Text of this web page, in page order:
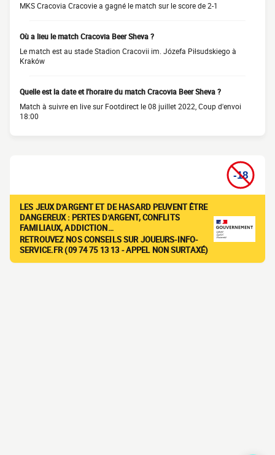
MKS Cracovia Cracovie a gagné le match sur le score de 2-1
Où a lieu le match Cracovia Beer Sheva ?
Le match est au stade Stadion Cracovii im. Józefa Piłsudskiego à
Kraków
Quelle est la date et l'horaire du match Cracovia Beer Sheva ?
Match à suivre en live sur Footdirect le 08 juillet 2022, Coup d'envoi
18:00
LES JEUX D'ARGENT ET DE HASARD PEUVENT ÊTRE
DANGEREUX : PERTES D'ARGENT, CONFLITS
FAMILIAUX, ADDICTION…
RETROUVEZ NOS CONSEILS SUR JOUEURS-INFO-
SERVICE.FR (09 74 75 13 13 - APPEL NON SURTAXÉ)